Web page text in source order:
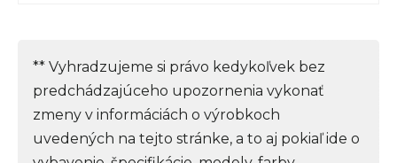
** Vyhradzujeme si právo kedykoľvek bez
predchádzajúceho upozornenia vykonať
zmeny v informáciách o výrobkoch
uvedených na tejto stránke, a to aj pokiaľ ide o